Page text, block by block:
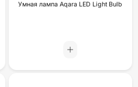
Умная лампа Aqara LED Light Bulb